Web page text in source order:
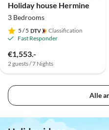
Holiday house Hermine
3 Bedrooms
5 / 5
Classification
Fast Responder
€1,553.-
2 guests / 7 Nights
Alle